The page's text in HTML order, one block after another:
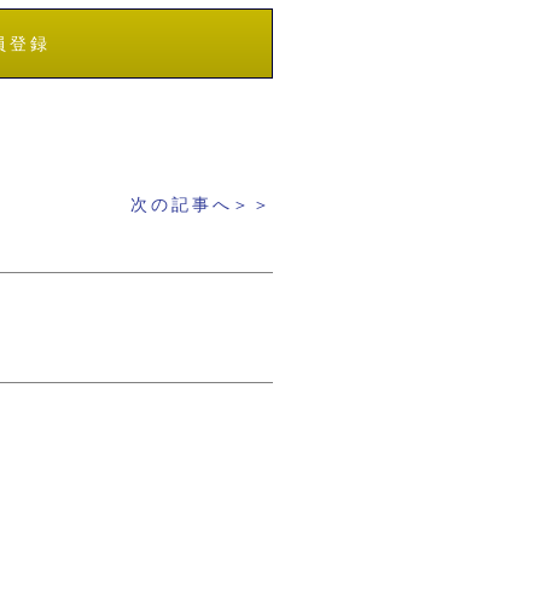
登録
次の記事へ＞＞